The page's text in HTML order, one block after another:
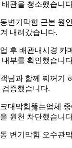
배관을 청소했습니
변기막힘 근본 원
내려갔습니다.
후 배관내시경 카
내부를 확인했습니
님과 함께 찌꺼기
검증했습니다.
대막힘뚫는업체
원천 차단했습니
변기막힘 오수관